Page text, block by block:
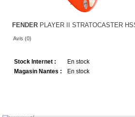
FENDER PLAYER II STRATOCASTER
Avis (0)
Stock Internet :
En stock
Magasin Nantes :
En stock